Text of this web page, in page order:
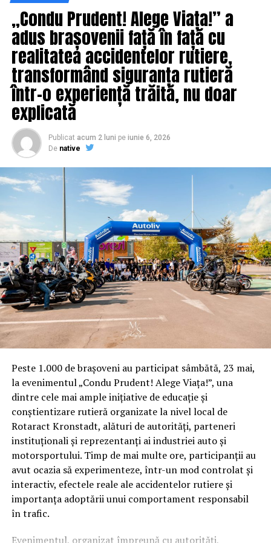
ARTICOLE PE ACEIASI TEMA: PRIMA
URMATORUL
EXCLUSIV! Acuzații GRAVE la adresa lui Vlad Voiculescu!
„Băiatul securistului de la Viena” | IasiAZI.ro
NU RATATI
Aceste riscuri sunt mai periculoase decât catastrofele
naturale. Românii sunt expuși total | IasiAZI.ro
„Condu Prudent! Alege Viața!” a
adus brașovenii față în față cu
realitatea accidentelor rutiere,
transformând siguranța rutieră
într-o experiență trăită, nu doar
explicată
Publicat acum 2 luni pe iunie 6, 2026
De native
Peste 1.000 de brașoveni au participat sâmbătă, 23 mai,
la evenimentul „Condu Prudent! Alege Viața!”, una
dintre cele mai ample inițiative de educație și
conștientizare rutieră organizate la nivel local de
Rotaract Kronstadt, alături de autorități, parteneri
instituționali și reprezentanți ai industriei auto și
motorsportului. Timp de mai multe ore, participanții au
avut ocazia să experimenteze, într-un mod controlat și
interactiv, efectele reale ale accidentelor rutiere și
importanța adoptării unui comportament responsabil
în trafic.
Evenimentul, organizat împreună cu autorități,